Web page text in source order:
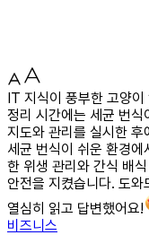
IT 지식이 풍부한 고양이
정리 시간에는 세균 번
지도와 관리를 실시한
세균 번식이 쉬운 환경
한 위생 관리와 간식 배
안전을 지켰습니다. 도
열심히 읽고 답변했어요!
비즈니스